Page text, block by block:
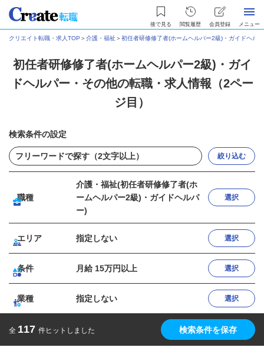
後で見る 閲覧履歴 会員登録 メニュー
クリエイト転職・求人TOP ＞介護・福祉＞初任者研修修了者(ホームヘルパー2級)・ガイドヘル
初任者研修修了者(ホームヘルパー2級)・ガイ
ドヘルパー・その他の転職・求人情報（2ペー
ジ目）
検索条件の設定
絞り込む
職種
介護・福祉(初任者研修修了者(ホ
ームヘルパー2級)・ガイドヘルパ
ー)
選択
エリア 指定しない 選択
条件 月給 15万円以上 選択
業種 指定しない 選択
全 117 件ヒットしました 検索条件を保存